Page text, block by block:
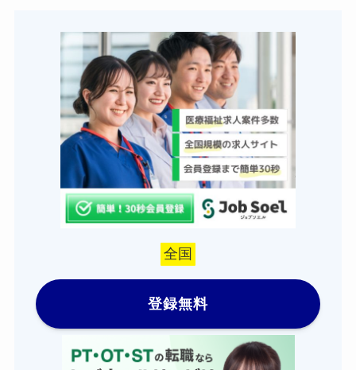
全国
登録無料